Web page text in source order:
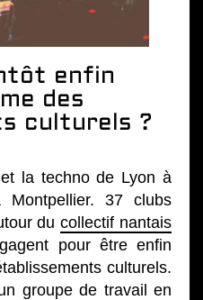
enfin
des
culturels ?
la techno de Lyon à
37 clubs
ducollectif nantais
pour être enfin
culturels.
groupe de travail en